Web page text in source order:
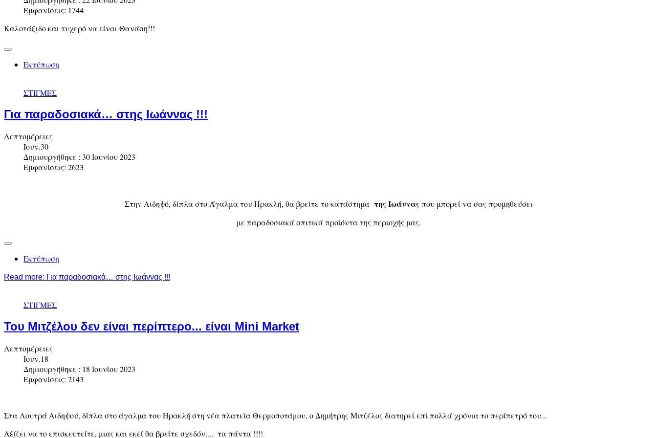
Εμφανίσεις: 1744
Καλοτάξιδο και τυχερό να είναι Θανάση!!!
Εκτύπωση
ΣΤΙΓΜΕΣ
Για παραδοσιακά… στης Ιωάννας !!!
Λεπτομέρειες
Ιουν.30
Δημιουργήθηκε : 30 Ιουνίου 2023
Εμφανίσεις: 2623
Στην Αιδηψό, δίπλα στο Άγαλμα του Ηρακλή, θα βρείτε το κατάστημα της Ιωάνναςπου μπορεί να σας προμηθεύσει
με παραδοσιακά σπιτικά προϊόντα της περιοχής μας.
Εκτύπωση
Read more: Για παραδοσιακά… στης Ιωάννας !!!
ΣΤΙΓΜΕΣ
Του Μιτζέλου δεν είναι περίπτερο... είναι Mini Market
Λεπτομέρειες
Ιουν.18
Δημιουργήθηκε : 18 Ιουνίου 2023
Εμφανίσεις: 2143
Στα Λουτρά Αιδηψού, δίπλα στο άγαλμα του Ηρακλή στη νέα πλατεία Θερμοποτάμου, ο Δημήτρης Μιτζέλος διατηρεί επί πολλά χρόνια το περίπετρό του...
Αξίζει να το επισκευτείτε, μιας και εκεί θα βρείτε σχεδόν.... τα πάντα !!!!